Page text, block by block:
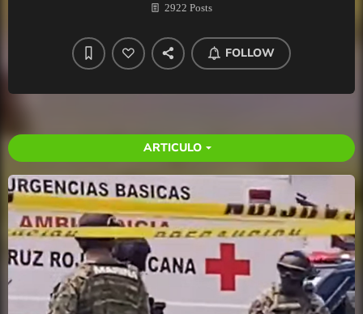
2922 Posts
FOLLOW
ARTICULO arrow_drop_down